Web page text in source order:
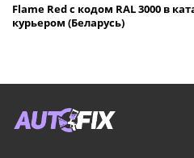
Flame Red с кодом RAL 3000 в
курьером (Беларусь)